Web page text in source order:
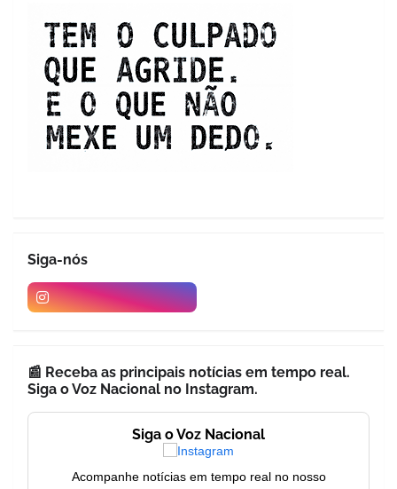
Siga-nós
📰 Receba as principais notícias em tempo real.
Siga o Voz Nacional no Instagram.
Siga o Voz Nacional
Acompanhe notícias em tempo real no nosso